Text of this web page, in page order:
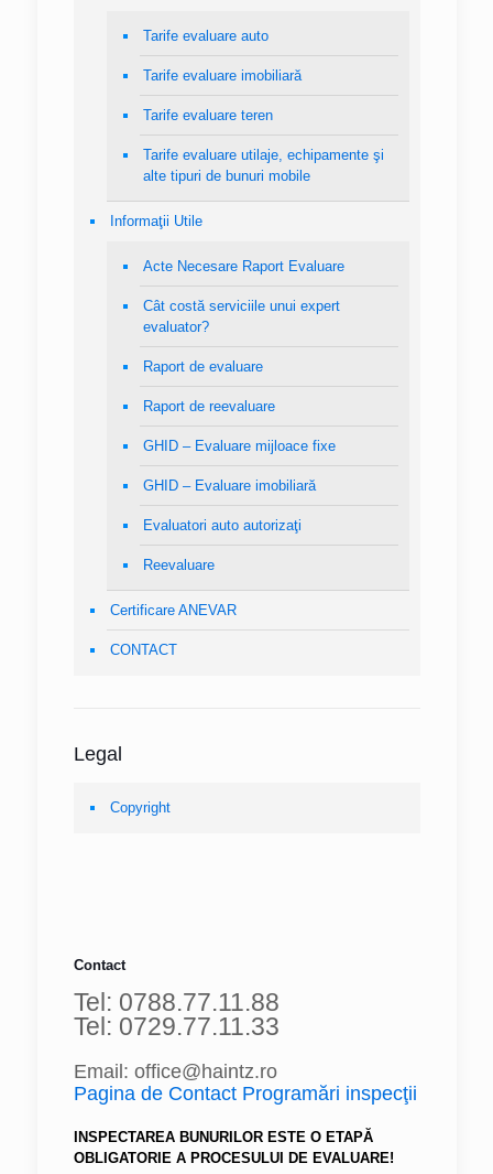
Tarife evaluare auto
Tarife evaluare imobiliară
Tarife evaluare teren
Tarife evaluare utilaje, echipamente şi
alte tipuri de bunuri mobile
Informaţii Utile
Acte Necesare Raport Evaluare
Cât costă serviciile unui expert
evaluator?
Raport de evaluare
Raport de reevaluare
GHID – Evaluare mijloace fixe
GHID – Evaluare imobiliară
Evaluatori auto autorizaţi
Reevaluare
Certificare ANEVAR
CONTACT
Legal
Copyright
Contact
Tel: 0788.77.11.88
Tel: 0729.77.11.33
Email: office@haintz.ro
Pagina de Contact Programări inspecţii
INSPECTAREA BUNURILOR ESTE O ETAPĂ
OBLIGATORIE A PROCESULUI DE EVALUARE!